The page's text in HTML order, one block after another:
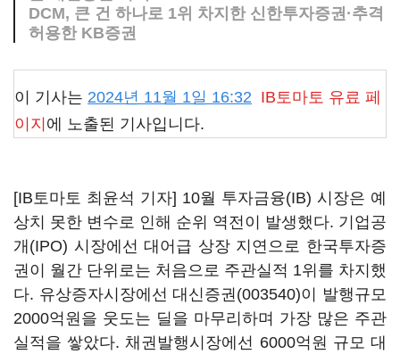
DCM, 큰 건 하나로 1위 차지한 신한투자증권·추격
허용한 KB증권
이 기사는 2024년 11월 1일 16:32 IB토마토 유료 페
이지 에 노출된 기사입니다.
[IB토마토 최윤석 기자] 10월 투자금융(IB) 시장은 예
상치 못한 변수로 인해 순위 역전이 발생했다. 기업공
개(IPO) 시장에선 대어급 상장 지연으로 한국투자증
권이 월간 단위로는 처음으로 주관실적 1위를 차지했
다. 유상증자시장에선 대신증권(003540)이 발행규모
2000억원을 웃도는 딜을 마무리하며 가장 많은 주관
실적을 쌓았다. 채권발행시장에선 6000억원 규모 대